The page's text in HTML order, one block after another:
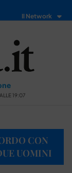
Il Network
19:07
CON
UOMINI